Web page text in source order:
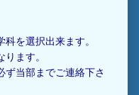
を選択出来ます。
ます。
ず当部までご連絡下さ